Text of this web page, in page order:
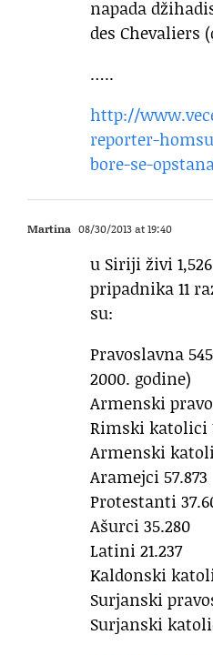
napada
des Chevaliers
…..
http://
reporter-
bore-se-
Martina 08/30/2013 at 19:40
u Siriji živi
pripadnika 11
su:
Pravoslavna
2000. godine)
Armenski
Rimski katolici
Armenski
Aramejci 57.873
Protestanti
Ašurci 35.280
Latini 21.237
Kaldonski
Surjanski
Surjanski